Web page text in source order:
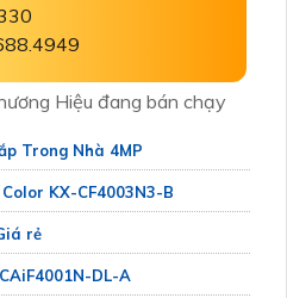
Hiệu đang bán chạy
Trong Nhà 4MP
KX-CF4003N3-B
rẻ
DL-A